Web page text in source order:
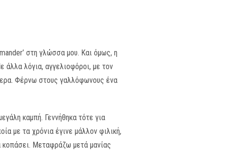
στη γλώσσα μου. Και όμως, η
άλλα λόγια, αγγελιοφόροι, με τον
Φέρνω στους γαλλόφωνους ένα
καμπή. Γεννήθηκα τότε για
με τα χρόνια έγινε μάλλον φιλική,
κοπάσει. Μεταφράζω μετά μανίας